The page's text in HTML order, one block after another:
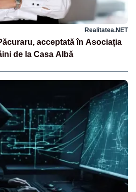
Realitatea.NET
acceptată în Asociația
de la Casa Albă